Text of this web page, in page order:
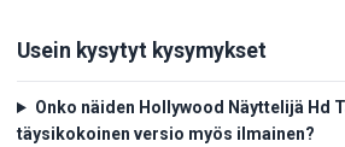
Usein kysytyt kysymykset
Onko näiden Hollywood Näyttelijä Hd
täysikokoinen versio myös ilmainen?